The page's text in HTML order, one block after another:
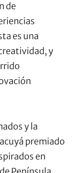
de
es una
y
y la
premiado
en